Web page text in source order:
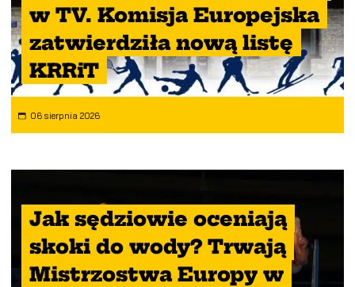
w TV. Komisja Europejska
zatwierdziła nową listę
KRRiT
06 sierpnia 2026
Jak sędziowie oceniają
skoki do wody? Trwają
Mistrzostwa Europy w